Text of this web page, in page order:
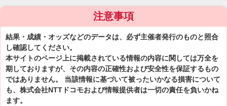
注意事項
結果・成績・オッズなどのデータは、必ず主催者発行のものと照合
し確認してください。
本サイトのページ上に掲載されている情報の内容に関しては万全を
期しておりますが、その内容の正確性および安全性を保証するもの
ではありません。 当該情報に基づいて被ったいかなる損害について
も、株式会社NTTドコモおよび情報提供者は一切の責任を負いかね
ます。